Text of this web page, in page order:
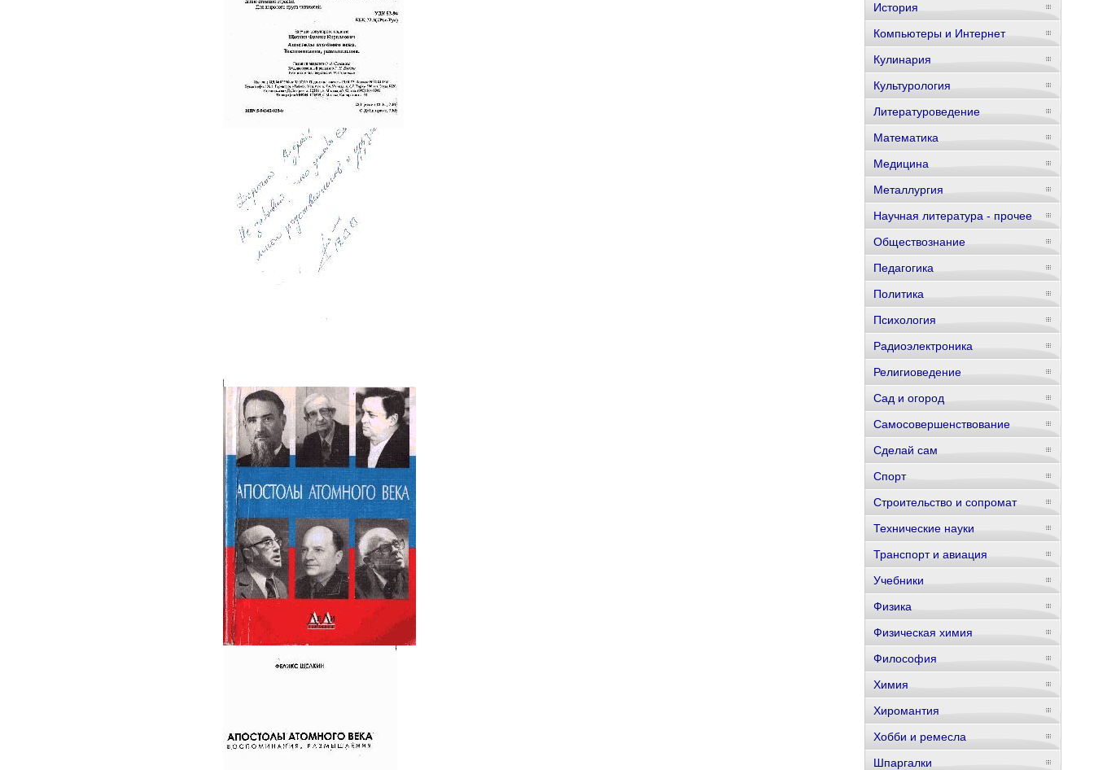
История
Компьютеры и Интернет
Кулинария
Культурология
Литературоведение
Математика
Медицина
Металлургия
Научная литература - прочее
Обществознание
Педагогика
Политика
Психология
Радиоэлектроника
Религиоведение
Сад и огород
Самосовершенствование
Сделай сам
Спорт
Строительство и сопромат
Технические науки
Транспорт и авиация
Учебники
Физика
Физическая химия
Философия
Химия
Хиромантия
Хобби и ремесла
Шпаргалки